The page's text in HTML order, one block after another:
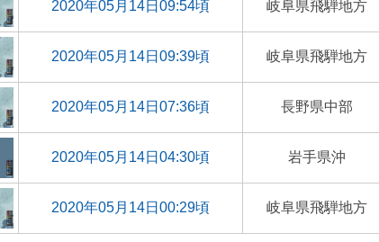
2020年05月14日09:54頃 岐阜県飛騨地方
2020年05月14日09:39頃 岐阜県飛騨地方
2020年05月14日07:36頃 長野県中部
2020年05月14日04:30頃 岩手県沖
2020年05月14日00:29頃 岐阜県飛騨地方